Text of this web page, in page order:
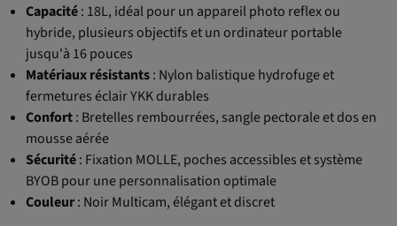
Capacité: 18L, idéal pour un appareil photo reflex ou
hybride, plusieurs objectifs et un ordinateur portable
jusqu'à 16 pouces
Matériaux résistants: Nylon balistique hydrofuge et
fermetures éclair YKK durables
Confort: Bretelles rembourrées, sangle pectorale et dos en
mousse aérée
Sécurité: Fixation MOLLE, poches accessibles et système
BYOB pour une personnalisation optimale
Couleur: Noir Multicam, élégant et discret